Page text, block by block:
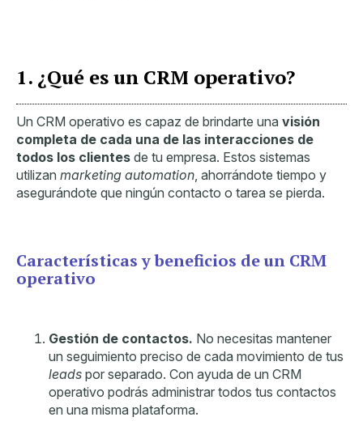
1. ¿Qué es un CRM operativo?
Un CRM operativo es capaz de brindarte una visión
completa de cada una de las interacciones de
todos los clientes de tu empresa. Estos sistemas
utilizan marketing automation , ahorrándote tiempo y
asegurándote que ningún contacto o tarea se pierda.
Características y beneficios de un CRM
operativo
Gestión de contactos. No necesitas mantener
un seguimiento preciso de cada movimiento de tus
leads por separado. Con ayuda de un CRM
operativo podrás administrar todos tus contactos
en una misma plataforma.